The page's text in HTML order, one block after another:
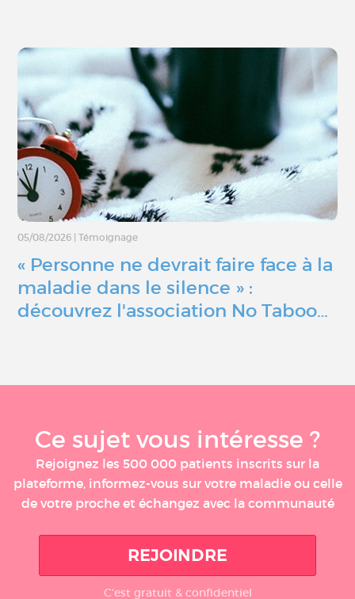
05/08/2026 Témoignage
« Personne ne devrait faire face à la
maladie dans le silence » :
découvrez l'association No Taboo…
Ce sujet vous intéresse ?
Rejoignez les 500 000 patients inscrits sur la
plateforme, informez-vous sur votre maladie ou celle
de votre proche et échangez avec la communauté
REJOINDRE
C'est gratuit & confidentiel